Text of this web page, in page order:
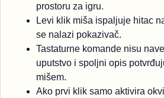
prostoru za igru.
Levi klik miša ispaljuje hitac
se nalazi pokazivač.
Tastaturne komande nisu
uputstvo i spoljni opis
mišem.
Ako prvi klik samo aktivira